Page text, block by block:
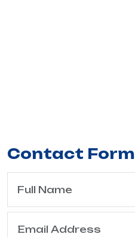
Contact Form